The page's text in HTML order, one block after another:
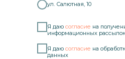
ул. Салютная, 10
Я даю согласие на
информационных рассылок
Я даю согласие на
данных